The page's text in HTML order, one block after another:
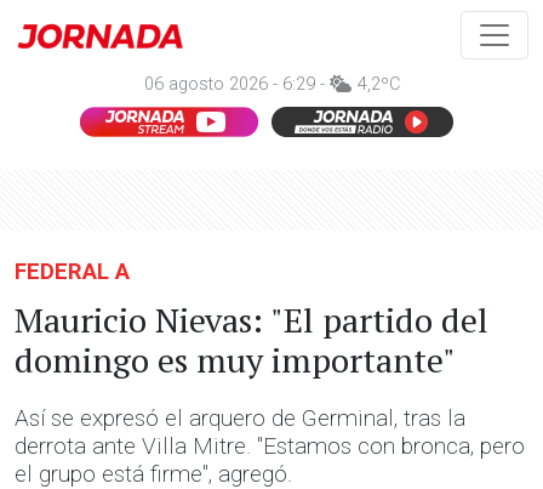
06 agosto 2026 - 6:29 - 4,2ºC
FEDERAL A
Mauricio Nievas: "El partido del
domingo es muy importante"
Así se expresó el arquero de Germinal, tras la
derrota ante Villa Mitre. "Estamos con bronca, pero
el grupo está firme", agregó.